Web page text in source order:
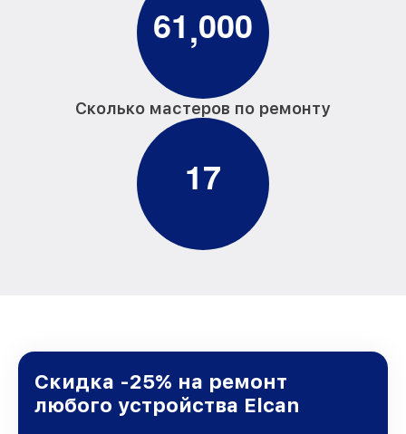
61,000
Сколько мастеров по ремонту
17
Скидка -25% на ремонт
любого устройства Elcan